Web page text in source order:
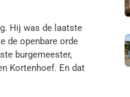
Hij was de laatste
de openbare orde
burgemeester,
Kortenhoef. En dat